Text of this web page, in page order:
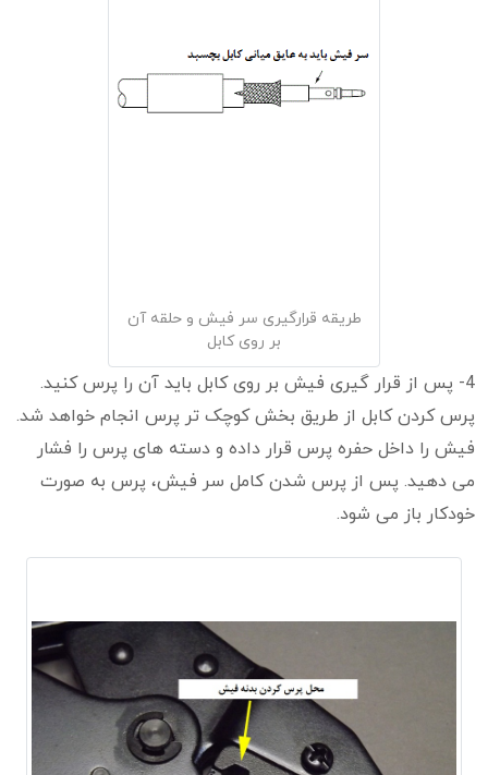
طریقه قرارگیری سر فیش و حلقه آن
بر روی کابل
4- پس از قرار گیری فیش بر روی کابل باید آن را پرس کنید.
پرس کردن کابل از طریق بخش کوچک تر پرس انجام خواهد شد.
فیش را داخل حفره پرس قرار داده و دسته های پرس را فشار
می دهید. پس از پرس شدن کامل سر فیش، پرس به صورت
خودکار باز می شود.